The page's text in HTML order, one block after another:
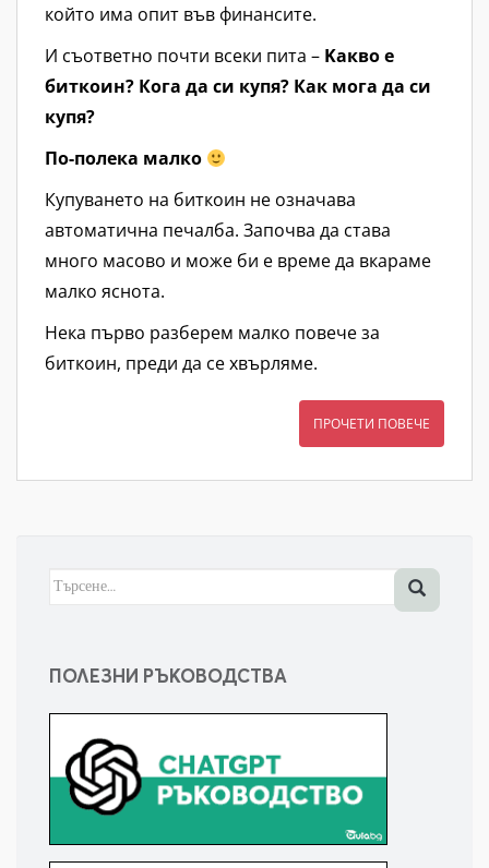
който има опит във финансите.
И съответно почти всеки пита – Kакво е
биткоин? Кога да си купя? Как мога да си
купя?
По-полека малко
Купуването на биткоин не означава
автоматична печалба. Започва да става
много масово и може би е време да вкараме
малко яснота.
Нека първо разберем малко повече за
биткоин, преди да се хвърляме.
ПРОЧЕТИ ПОВЕЧЕ
Търсене
ПОЛЕЗНИ РЪКОВОДСТВА